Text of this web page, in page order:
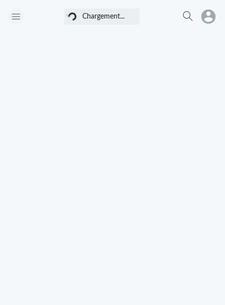
Chargement... Chargement...